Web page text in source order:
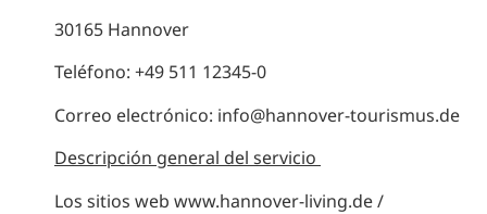
30165 Hannover
Teléfono: +49 511 12345-0
Correo electrónico: info@hannover-tourismus.de
Descripción general del servicio
Los sitios web www.hannover-living.de /